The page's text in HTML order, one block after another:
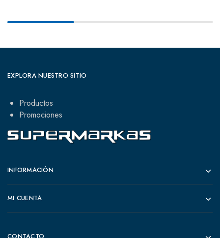
EXPLORA NUESTRO SITIO
Productos
Promociones
INFORMACIÓN
MI CUENTA